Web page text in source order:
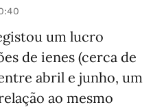
um lucro
de ienes (cerca de
abril e junho, um
ao mesmo